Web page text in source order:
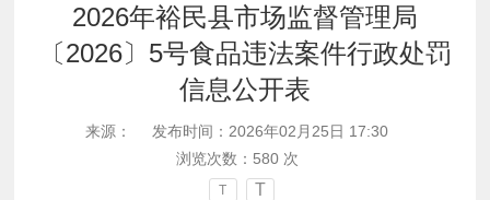
2026年裕民县市场监督管理局
〔2026〕5号食品违法案件行政处罚
信息公开表
来源：
发布时间：2026年02月25日 17:30
浏览次数： 580次
T T